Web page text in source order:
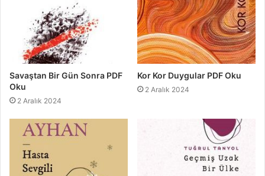
Savaştan Bir Gün Sonra PDF
Oku
2 Aralık 2024
Kor Kor Duygular PDF Oku
2 Aralık 2024